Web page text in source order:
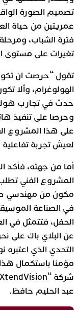
تصميم الصورة
عمريتين من حياة
فترة الشباب،
تغيرات على مستوى
تقول “حرصت ان
الهولوغرام، وألا
حدث في تجارب
وحرصا على تنفيذ
على هذا المشروع
لعيش تجربة
أما من جهته، فأكد
مكون من مهندسي
في الصناعة
الحفل، فتتمثل في
عن البلاي باك على
التحدي الذي
مؤمنا باستكمال
عبد الحليم حافظ.